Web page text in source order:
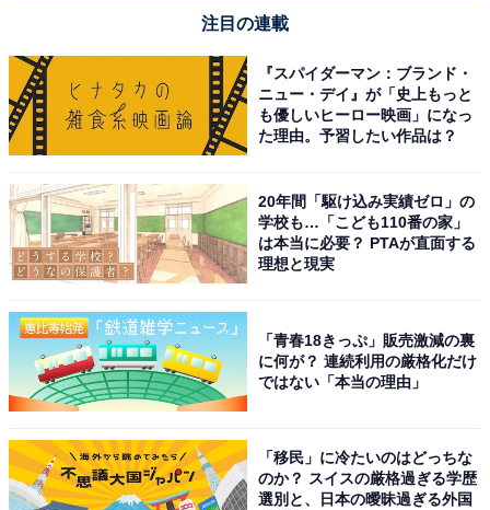
注目の連載
『スパイダーマン：ブランド・
ニュー・デイ』が「史上もっと
も優しいヒーロー映画」になっ
た理由。予習したい作品は？
20年間「駆け込み実績ゼロ」の
学校も…「こども110番の家」
は本当に必要？ PTAが直面する
理想と現実
「青春18きっぷ」販売激減の裏
に何が？ 連続利用の厳格化だけ
ではない「本当の理由」
「移民」に冷たいのはどっちな
のか？ スイスの厳格過ぎる学歴
選別と、日本の曖昧過ぎる外国